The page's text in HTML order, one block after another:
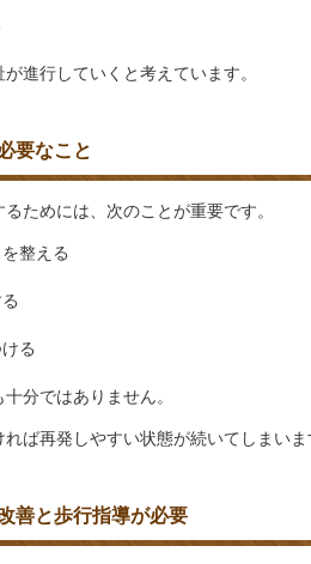
進行していくと考えています。
要なこと
ためには、次のことが重要です。
整える
る
分ではありません。
ば再発しやすい状態が続いてしまいま
善と歩行指導が必要